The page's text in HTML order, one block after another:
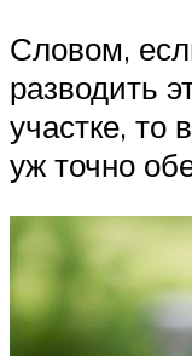
Словом,
разводить
участке, то
уж точно